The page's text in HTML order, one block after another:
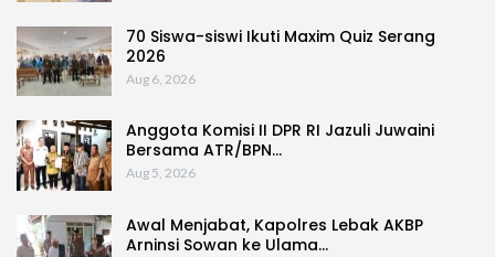
70 Siswa-siswi Ikuti Maxim Quiz Serang
2026
Aug 6, 2026
Anggota Komisi II DPR RI Jazuli Juwaini
Bersama ATR/BPN…
Aug 5, 2026
Awal Menjabat, Kapolres Lebak AKBP
Arninsi Sowan ke Ulama…